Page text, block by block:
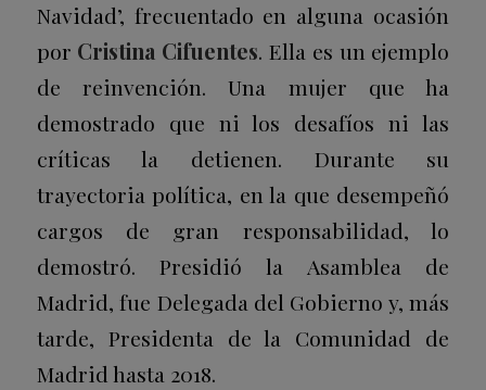
Navidad’, frecuentado en alguna ocasión
por Cristina Cifuentes. Ella es un ejemplo
de reinvención. Una mujer que ha
demostrado que ni los desafíos ni las
críticas la detienen. Durante su
trayectoria política, en la que desempeñó
cargos de gran responsabilidad, lo
demostró. Presidió la Asamblea de
Madrid, fue Delegada del Gobierno y, más
tarde, Presidenta de la Comunidad de
Madrid hasta 2018.